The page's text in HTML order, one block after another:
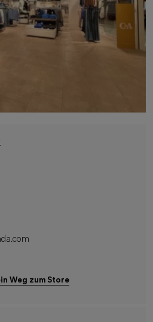
Weg zum Store